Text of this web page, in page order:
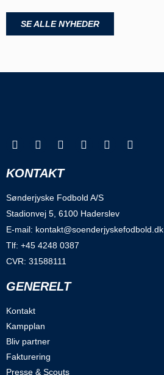
SE ALLE NYHEDER
KONTAKT
Sønderjyske Fodbold A/S
Stadionvej 5, 6100 Haderslev
E-mail: kontakt@soenderjyskefodbold.dk
Tlf: +45 4248 0387
CVR: 31588111
GENERELT
Kontakt
Kampplan
Bliv partner
Fakturering
Presse & Scouts